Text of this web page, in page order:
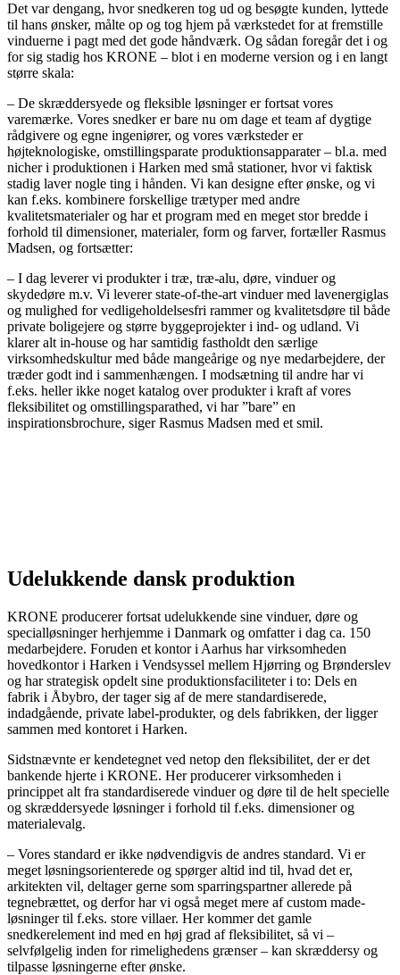
Det var dengang, hvor snedkeren tog ud og besøgte kunden, lyttede
til hans ønsker, målte op og tog hjem på værkstedet for at fremstille
vinduerne i pagt med det gode håndværk. Og sådan foregår det i og
for sig stadig hos KRONE – blot i en moderne version og i en langt
større skala:
– De skræddersyede og fleksible løsninger er fortsat vores
varemærke. Vores snedker er bare nu om dage et team af dygtige
rådgivere og egne ingeniører, og vores værksteder er
højteknologiske, omstillingsparate produktionsapparater – bl.a. med
nicher i produktionen i Harken med små stationer, hvor vi faktisk
stadig laver nogle ting i hånden. Vi kan designe efter ønske, og vi
kan f.eks. kombinere forskellige trætyper med andre
kvalitetsmaterialer og har et program med en meget stor bredde i
forhold til dimensioner, materialer, form og farver, fortæller Rasmus
Madsen, og fortsætter:
– I dag leverer vi produkter i træ, træ-alu, døre, vinduer og
skydedøre m.v. Vi leverer state-of-the-art vinduer med lavenergiglas
og mulighed for vedligeholdelsesfri rammer og kvalitetsdøre til både
private boligejere og større byggeprojekter i ind- og udland. Vi
klarer alt in-house og har samtidig fastholdt den særlige
virksomhedskultur med både mangeårige og nye medarbejdere, der
træder godt ind i sammenhængen. I modsætning til andre har vi
f.eks. heller ikke noget katalog over produkter i kraft af vores
fleksibilitet og omstillingsparathed, vi har ”bare” en
inspirationsbrochure, siger Rasmus Madsen med et smil.
Udelukkende dansk produktion
KRONE producerer fortsat udelukkende sine vinduer, døre og
specialløsninger herhjemme i Danmark og omfatter i dag ca. 150
medarbejdere. Foruden et kontor i Aarhus har virksomheden
hovedkontor i Harken i Vendsyssel mellem Hjørring og Brønderslev
og har strategisk opdelt sine produktionsfaciliteter i to: Dels en
fabrik i Åbybro, der tager sig af de mere standardiserede,
indadgående, private label-produkter, og dels fabrikken, der ligger
sammen med kontoret i Harken.
Sidstnævnte er kendetegnet ved netop den fleksibilitet, der er det
bankende hjerte i KRONE. Her producerer virksomheden i
princippet alt fra standardiserede vinduer og døre til de helt specielle
og skræddersyede løsninger i forhold til f.eks. dimensioner og
materialevalg.
– Vores standard er ikke nødvendigvis de andres standard. Vi er
meget løsningsorienterede og spørger altid ind til, hvad det er,
arkitekten vil, deltager gerne som sparringspartner allerede på
tegnebrættet, og derfor har vi også meget mere af custom made-
løsninger til f.eks. store villaer. Her kommer det gamle
snedkerelement ind med en høj grad af fleksibilitet, så vi –
selvfølgelig inden for rimelighedens grænser – kan skræddersy og
tilpasse løsningerne efter ønske.